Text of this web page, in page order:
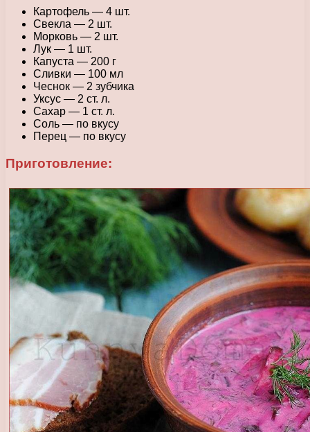
Картофель — 4 шт.
Свекла — 2 шт.
Морковь — 2 шт.
Лук — 1 шт.
Капуста — 200 г
Сливки — 100 мл
Чеснок — 2 зубчика
Уксус — 2 ст. л.
Сахар — 1 ст. л.
Соль — по вкусу
Перец — по вкусу
Приготовление: